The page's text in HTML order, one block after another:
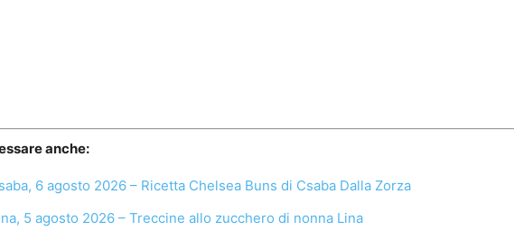
anche:
6 agosto 2026 – Ricetta Chelsea Buns di Csaba Dalla Zorza
5 agosto 2026 – Treccine allo zucchero di nonna Lina